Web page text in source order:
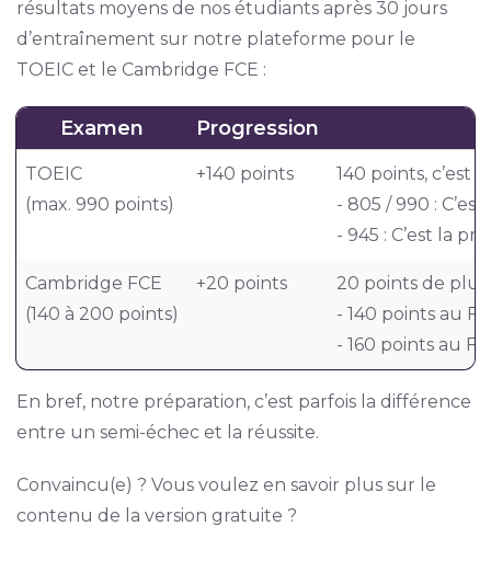
résultats moyens de nos étudiants après 30 jours
d’entraînement sur notre plateforme pour le
TOEIC et le Cambridge FCE :
Examen Progression
TOEIC
(max. 990 points)
+140 points
140 points, c’est
- 805 / 990 :
- 945 : C’est la
Cambridge FCE
(140 à 200 points)
+20 points
20 points de plus
- 140 points au
- 160 points au
En bref, notre préparation, c’est parfois la différence
entre un semi-échec et la réussite.
Convaincu(e) ? Vous voulez en savoir plus sur le
contenu de la version gratuite ?